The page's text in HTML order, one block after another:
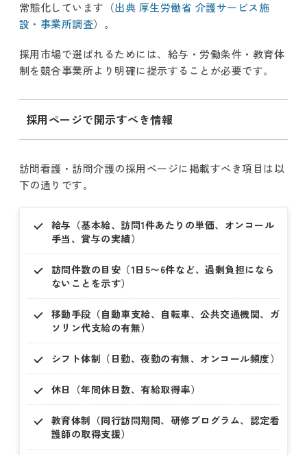
常態化しています（出典 厚生労働省 介護サービス施
設・事業所調査）。
採用市場で選ばれるためには、給与・労働条件・教育体
制を競合事業所より明確に提示することが必要です。
採用ページで開示すべき情報
訪問看護・訪問介護の採用ページに掲載すべき項目は以
下の通りです。
給与（基本給、訪問1件あたりの単価、オンコール
手当、賞与の実績）
訪問件数の目安（1日5〜6件など、過剰負担になら
ないことを示す）
移動手段（自動車支給、自転車、公共交通機関、ガ
ソリン代支給の有無）
シフト体制（日勤、夜勤の有無、オンコール頻度）
休日（年間休日数、有給取得率）
教育体制（同行訪問期間、研修プログラム、認定看
護師の取得支援）